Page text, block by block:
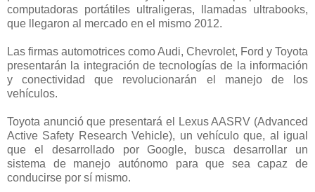
computadoras portátiles ultraligeras, llamadas ultrabooks,
que llegaron al mercado en el mismo 2012.
Las firmas automotrices como Audi, Chevrolet, Ford y Toyota
presentarán la integración de tecnologías de la información
y conectividad que revolucionarán el manejo de los
vehículos.
Toyota anunció que presentará el Lexus AASRV (Advanced
Active Safety Research Vehicle), un vehículo que, al igual
que el desarrollado por Google, busca desarrollar un
sistema de manejo autónomo para que sea capaz de
conducirse por sí mismo.